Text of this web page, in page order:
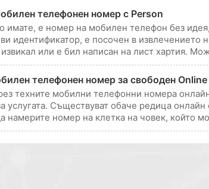
телефонен номер с Person
имате, е номер на мобилен телефон без
идентификатор, е посочен в извлечението
или е бил написан на лист хартия.
с този
телефонен номер за свободен Online
техните мобилни телефонни номера
услугата. Съществуват обаче редица онлайн
намерите номер на клетка на човек, който
си. Стъпка 1